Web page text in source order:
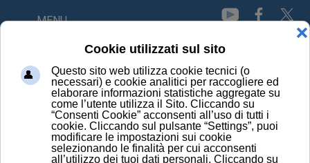
MENU
Tumore al polmone
tumore allo stomaco
Tumore cerebrale